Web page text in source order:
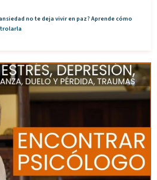
ansiedad no te deja vivir en paz? Aprende cómo